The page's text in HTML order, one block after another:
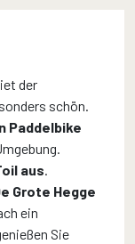
der
schön.
Paddelbike
aus.
Grote Hegge
ein
Sie